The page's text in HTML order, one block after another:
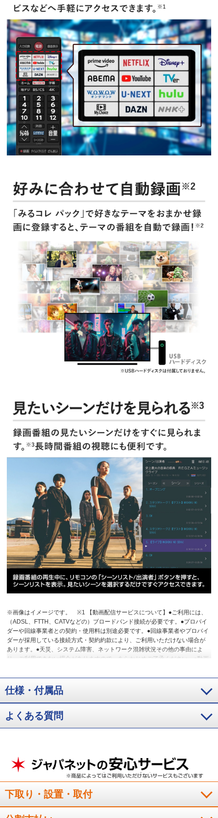
※画像はイメージです。
※1 【動画配信サービスについて】●ご利用には、
（ADSL、FTTH、CATVなどの）ブロードバンド接続が必要です。●プロバイ
ダーや回線事業者との契約・使用料は別途必要です。●回線事業者やプロバイ
ダーが採用している接続方式・契約約款により、ご利用いただけない場合が
あります。●天災、システム障害、ネットワーク混雑状況その他の事由によ
り、ご利用できない場合がありますので、あらかじめご了承ください。●動画
名称およびサービスの内容は、予告なく変更・終了する場合があります。
※2 【おまかせ録画に関するご注意】●USBハードディスク接続時に対応して
います。●ご利用にはインターネットへの接続環境が必要です。詳しくは、メ
ーカーHPをご覧ください。●おまかせ録画は、「みるコレ パック」でお好き
なテーマ（みるコレパック）におまかせ録画を登録することでご利用いただ
かせ録画できない番組や、おまかせ録画予約対象の番組でも、通常予約や視
聴予約など優先される予約によって、録画されない場合があります。連続ド
ラマ番組など確実に録画したい番組は通常録画予約することをおすすめしま
す。●サービスは予告なく変更や終了する場合があります。●一部対象外のチ
ャンネルがあります。
※3 【シーン/出演者について】●「シーン」「出演
者・詳細」「シーズン」情報のご利用にはインターネットへの接続が必要で
す。●インターネットの接続には、通信事業者やプロバイダー（インターネッ
仕様・付属品
よくある質問
下取り・設置・取付